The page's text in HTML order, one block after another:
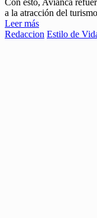
a la atracción del
Leer más
Redaccion Estilo de